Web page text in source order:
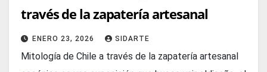
través de la zapatería artesanal
ENERO 23, 2026 SIDARTE
Mitología de Chile a través de la zapatería artesanal